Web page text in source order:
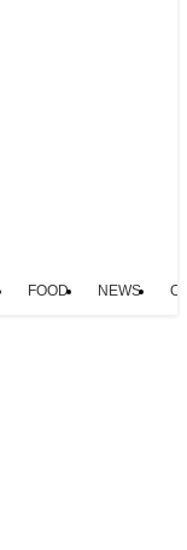
FOOD NEWS